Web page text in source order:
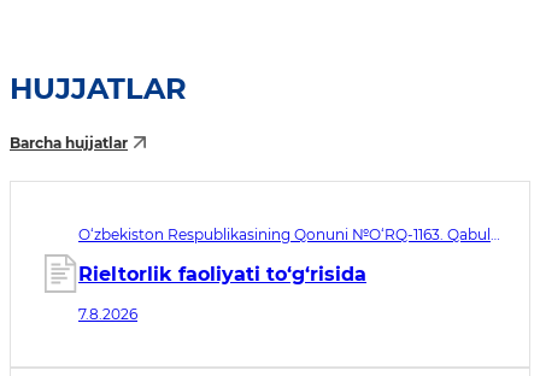
HUJJATLAR
Barcha hujjatlar
O‘zbekiston Respublikasining Qonuni №O‘RQ-1163. Qabul
Rieltorlik faoliyati to‘g‘risida
7.8.2026